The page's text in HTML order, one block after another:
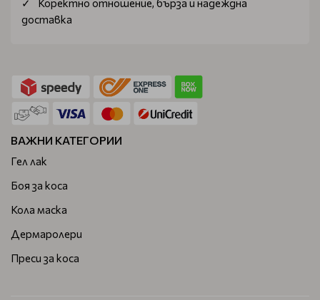
доставка
ВАЖНИ КАТЕГОРИИ
Гел лак
Боя за коса
Кола маска
Дермаролери
Преси за коса